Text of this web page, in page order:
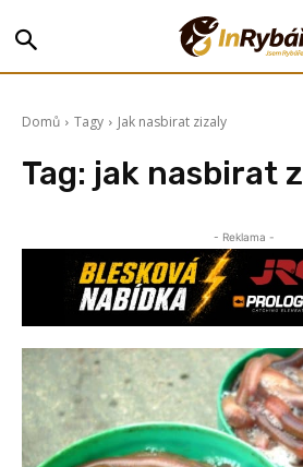
Domů Tagy Jak nasbirat zizaly
Tag: jak nasbirat
- Reklama -